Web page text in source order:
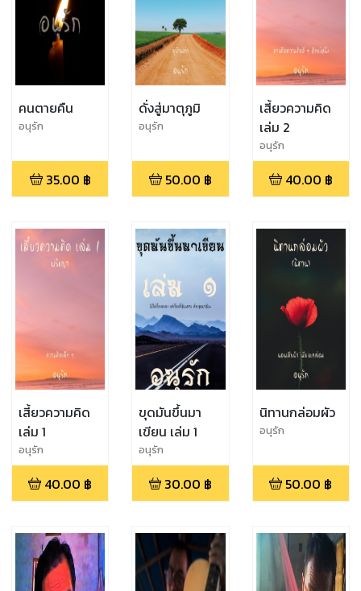
คนตายคืน
อนุรัก
35.00 ฿
ดั่งสู่มาตุภูมิ
อนุรัก
50.00 ฿
เสี้ยวความคิด
เล่ม 2
อนุรัก
40.00 ฿
เสี้ยวความคิด
เล่ม 1
อนุรัก
40.00 ฿
ขุดมันขึ้นมา
เขียน เล่ม 1
อนุรัก
30.00 ฿
นิทานกล่อมผัว
อนุรัก
50.00 ฿